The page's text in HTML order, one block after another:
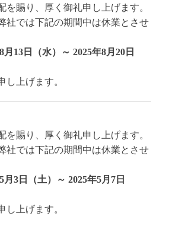
を賜り、厚く御礼申し上げます。
社では下記の期間中は休業とさせ
13日（水）～ 2025年8月20日
し上げます。
を賜り、厚く御礼申し上げます。
社では下記の期間中は休業とさせ
3日（土）～ 2025年5月7日
し上げます。